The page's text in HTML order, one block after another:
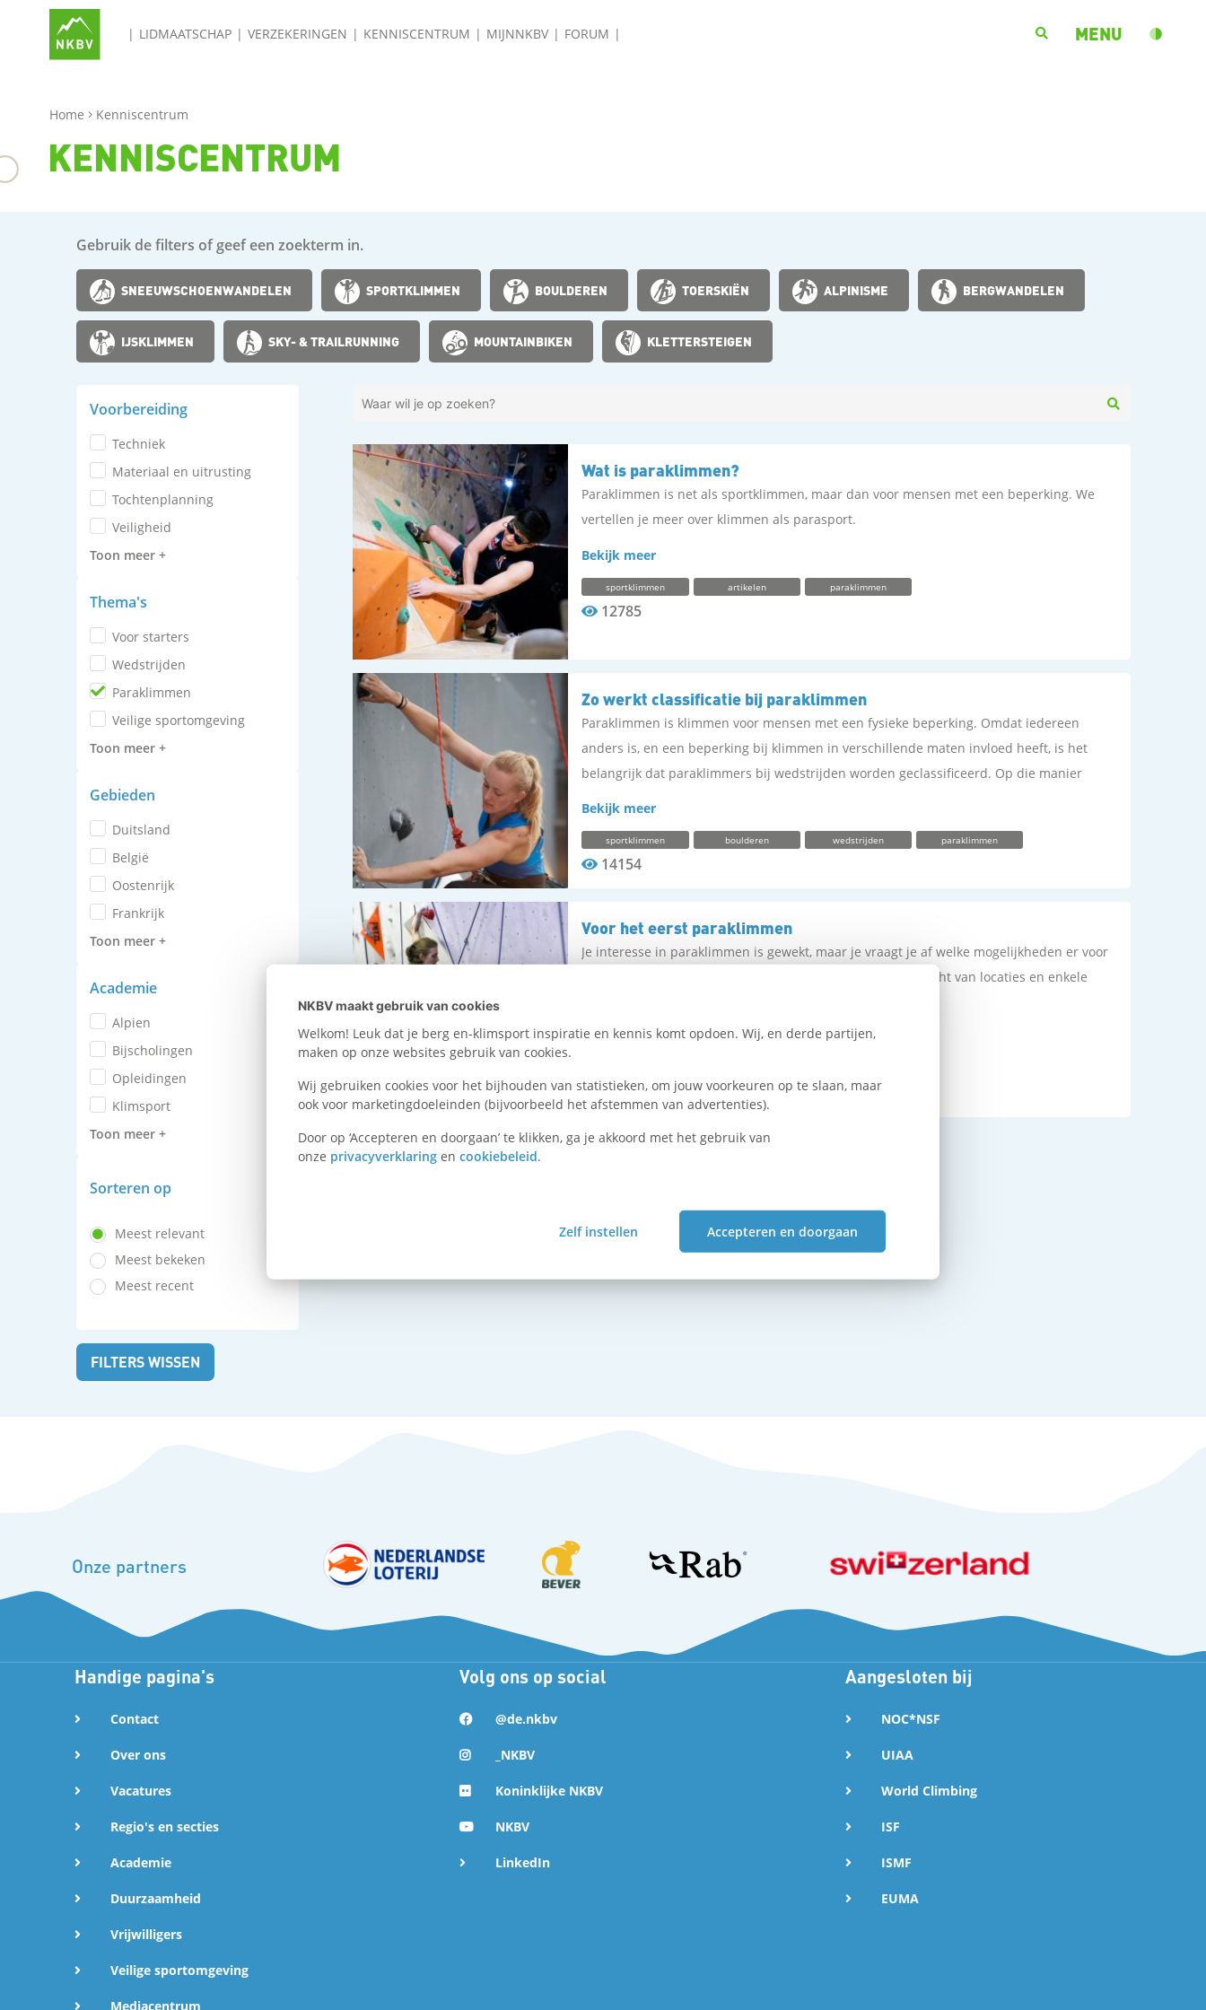
NKBV maakt gebruik van cookies
Welkom! Leuk dat je berg en-klimsport inspiratie en kennis komt opdoen. Wij, en derde partijen,
maken op onze websites gebruik van cookies.
Wij gebruiken cookies voor het bijhouden van statistieken, om jouw voorkeuren op te slaan, maar
ook voor marketingdoeleinden (bijvoorbeeld het afstemmen van advertenties).
Door op ‘Accepteren en doorgaan’ te klikken, ga je akkoord met het gebruik van
onze privacyverklaring en cookiebeleid.
Zelf instellen Accepteren en doorgaan
LIDMAATSCHAP VERZEKERINGEN KENNISCENTRUM MIJNNKBV FORUM MENU
Home Kenniscentrum
KENNISCENTRUM
Gebruik de filters of geef een zoekterm in.
SNEEUWSCHOENWANDELEN SPORTKLIMMEN BOULDEREN TOERSKIËN ALPINISME BERGWANDELEN
IJSKLIMMEN SKY- & TRAILRUNNING MOUNTAINBIKEN KLETTERSTEIGEN
Voorbereiding
techniek
materiaal en uitrusting
tochtenplanning
veiligheid
Toon meer +
Thema's
voor starters
wedstrijden
paraklimmen
veilige sportomgeving
Toon meer +
gebieden
Duitsland
België
Oostenrijk
Frankrijk
Toon meer +
Academie
Alpien
Bijscholingen
Opleidingen
Klimsport
Toon meer +
Sorteren op
Meest relevant
Meest bekeken
Meest recent
FILTERS WISSEN
Wat is paraklimmen?
Paraklimmen is net als sportklimmen, maar dan voor mensen met een beperking. We
vertellen je meer over klimmen als parasport.
Bekijk meer
sportklimmen artikelen paraklimmen
12785
Zo werkt classificatie bij paraklimmen
Paraklimmen is klimmen voor mensen met een fysieke beperking. Omdat iedereen
anders is, en een beperking bij klimmen in verschillende maten invloed heeft, is het
belangrijk dat paraklimmers bij wedstrijden worden geclassificeerd. Op die manier
Bekijk meer
sportklimmen boulderen wedstrijden paraklimmen
14154
Voor het eerst paraklimmen
Je interesse in paraklimmen is gewekt, maar je vraagt je af welke mogelijkheden er voor
jou zijn en waar je moet beginnen. We geven je een overzicht van locaties en enkele
Bekijk meer
8404
Onze partners
Handige pagina's
Contact
Over ons
Vacatures
Regio's en secties
Academie
Duurzaamheid
Vrijwilligers
Veilige sportomgeving
Mediacentrum
Volg ons op social
@de.nkbv
_NKBV
Koninklijke NKBV
NKBV
LinkedIn
Aangesloten bij
NOC*NSF
UIAA
World Climbing
ISF
ISMF
EUMA